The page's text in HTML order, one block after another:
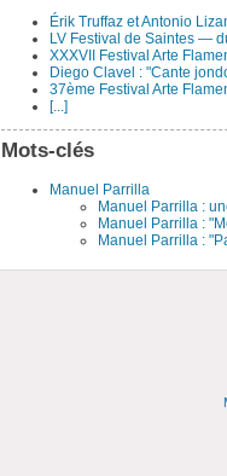
Érik Truffaz et Antonio
LV Festival de Saintes —
XXXVII Festival Arte
Diego Clavel : "Cante
37ème Festival Arte
[...]
Mots-clés
Manuel Parrilla
Manuel Parrilla :
Manuel Parrilla :
Manuel Parrilla :